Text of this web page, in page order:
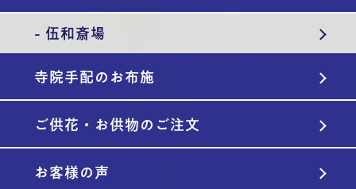
- 伍和斎場
寺院手配のお布施
ご供花・お供物のご注文
お客様の声